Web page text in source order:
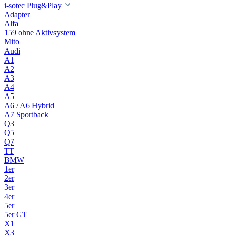
i-sotec Plug&Play
Adapter
Alfa
159 ohne Aktivsystem
Mito
Audi
A1
A2
A3
A4
A5
A6 / A6 Hybrid
A7 Sportback
Q3
Q5
Q7
TT
BMW
1er
2er
3er
4er
5er
5er GT
X1
X3